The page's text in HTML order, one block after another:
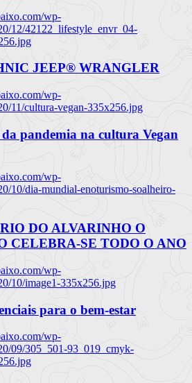
wp-
12/42122_lifestyle_envr_04-
JEEP® WRANGLER
wp-
11/cultura-vegan-335x256.jpg
da pandemia na cultura Vegan
wp-
10/dia-mundial-enoturismo-soalheiro-
DO ALVARINHO O
CELEBRA-SE TODO O ANO
wp-
10/image1-335x256.jpg
para o bem-estar
wp-
09/305_501-93_019_cmyk-